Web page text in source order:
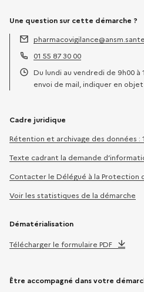
Une question sur cette démarche ?
Adresse électronique :
Téléphone :
01 55 87 30 00
Horaires :
Du lundi au vendredi de 9h00 à
envoi de mail, indiquer en objet
Cadre juridique
Rétention et archivage des données :
Texte cadrant la demande
Contacter le Délégué à la Protection
Voir les statistiques de la démarche
Dématérialisation
Télécharger le formulaire PDF
Être accompagné dans votre